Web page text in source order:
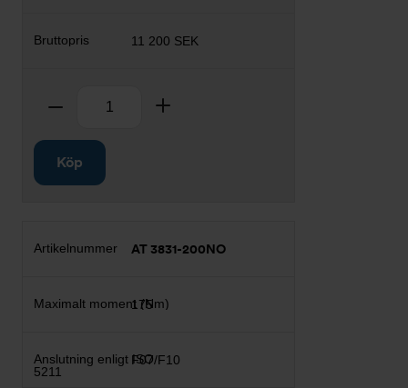
11 200 SEK
Ta bort
Köp
AT 3831-200NO
175
F07/F10